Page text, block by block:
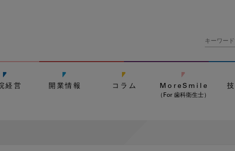
経営 開業情報 コラム MoreSmile
（For 歯科衛生士）